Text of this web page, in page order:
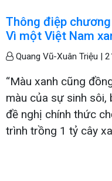
Thông điệp
Vì một Việt Nam
Quang Vũ-Xuân Triệu |
“Màu xanh cũng
màu của sự sinh sôi,
đề nghị chính thức
trình trồng 1 tỷ cây